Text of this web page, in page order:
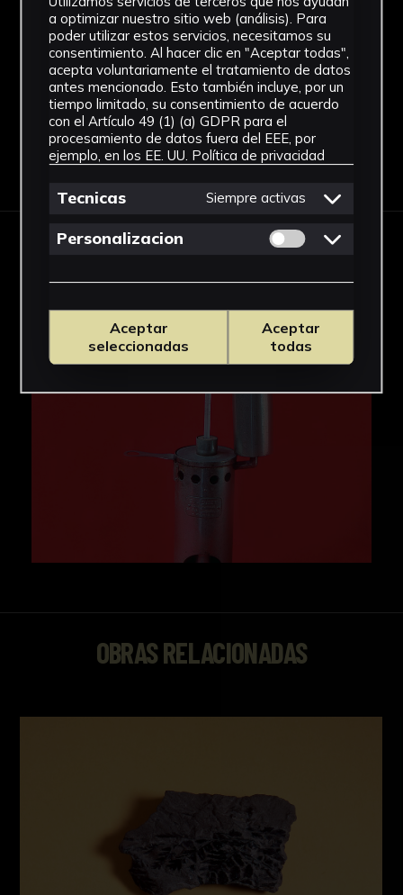
Facultad de Química
Ver más
Descargar Ficha
OBRAS RELACIONADAS
a optimizar nuestro sitio web (análisis). Para
poder utilizar estos servicios, necesitamos su
consentimiento. Al hacer clic en "Aceptar todas",
acepta voluntariamente el tratamiento de datos
antes mencionado. Esto también incluye, por un
tiempo limitado, su consentimiento de acuerdo
con el Artículo 49 (1) (a) GDPR para el
procesamiento de datos fuera del EEE, por
ejemplo, en los EE. UU. Política de privacidad
Tecnicas Siempre activas
Personalizacion Permitir cookies
Aceptar
seleccionadas
Aceptar
todas